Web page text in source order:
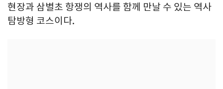
현장과 삼별초 항쟁의 역사를 함께 만날 수 있는 역사
탐방형 코스이다.